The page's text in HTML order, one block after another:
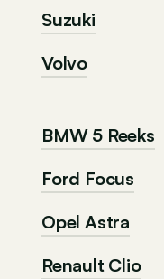
Suzuki
Volvo
BMW 5 Reeks
Ford Focus
Opel Astra
Renault Clio